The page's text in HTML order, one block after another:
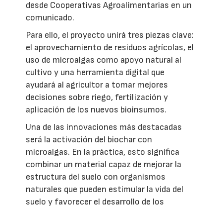
desde Cooperativas Agroalimentarias en un
comunicado.
Para ello, el proyecto unirá tres piezas clave:
el aprovechamiento de residuos agrícolas, el
uso de microalgas como apoyo natural al
cultivo y una herramienta digital que
ayudará al agricultor a tomar mejores
decisiones sobre riego, fertilización y
aplicación de los nuevos bioinsumos.
Una de las innovaciones más destacadas
será la activación del biochar con
microalgas. En la práctica, esto significa
combinar un material capaz de mejorar la
estructura del suelo con organismos
naturales que pueden estimular la vida del
suelo y favorecer el desarrollo de los